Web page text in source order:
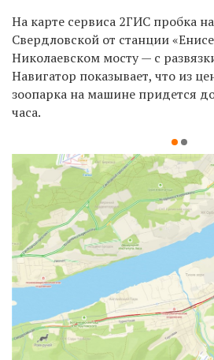
На карте сервиса 2ГИС пробка
Свердловской от станции«
Николаевском мосту— с
Навигатор показывает, что из
зоопарка на машине придется
часа.